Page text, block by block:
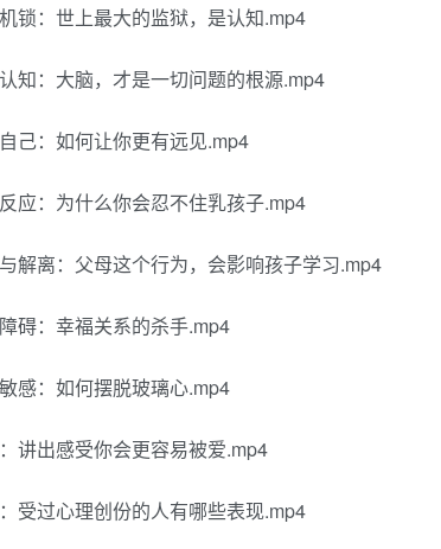
锁：世上最大的监狱，是认知.mp4
知：大脑，才是一切问题的根源.mp4
己：如何让你更有远见.mp4
应：为什么你会忍不住乳孩子.mp4
解离：父母这个行为，会影响孩子学习.mp4
碍：幸福关系的杀手.mp4
感：如何摆脱玻璃心.mp4
讲出感受你会更容易被爱.mp4
受过心理创份的人有哪些表现.mp4